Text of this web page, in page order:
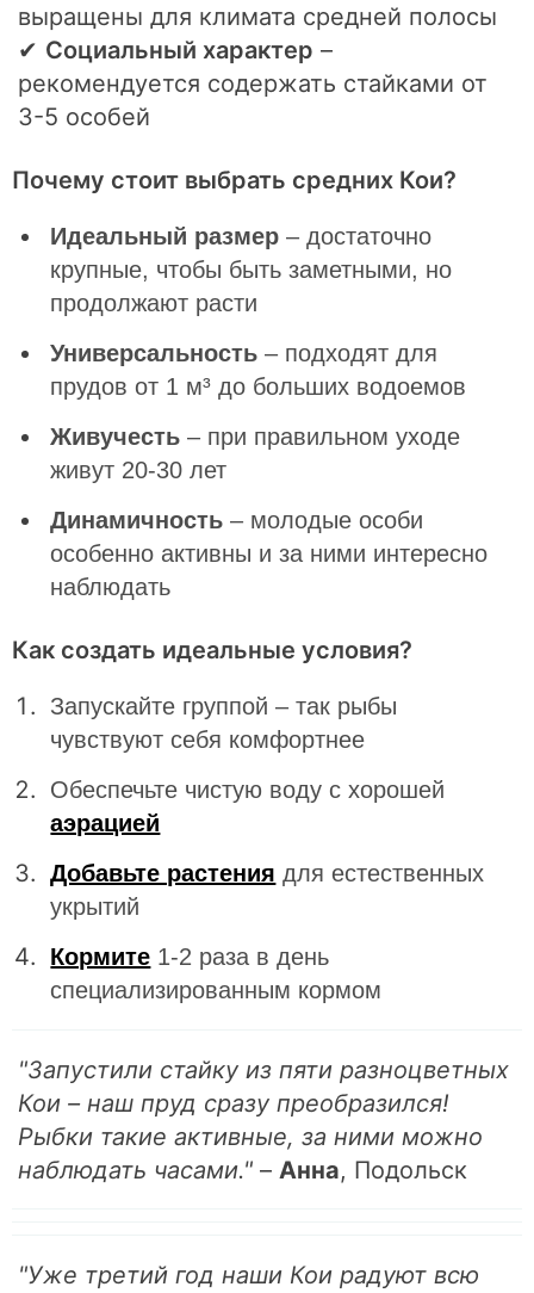
выращены для климата средней полосы
✔ Социальный характер –
рекомендуется содержать стайками от
3-5 особей
Почему стоит выбрать средних Кои?
Идеальный размер – достаточно
крупные, чтобы быть заметными, но
продолжают расти
Универсальность – подходят для
прудов от 1 м³ до больших водоемов
Живучесть – при правильном уходе
живут 20-30 лет
Динамичность – молодые особи
особенно активны и за ними интересно
наблюдать
Как создать идеальные условия?
Запускайте группой – так рыбы
чувствуют себя комфортнее
Обеспечьте чистую воду с хорошей
аэрацией
Добавьте растения для естественных
укрытий
Кормите 1-2 раза в день
специализированным кормом
"Запустили стайку из пяти разноцветных
Кои – наш пруд сразу преобразился!
Рыбки такие активные, за ними можно
наблюдать часами." – Анна, Подольск
"Уже третий год наши Кои радуют всю